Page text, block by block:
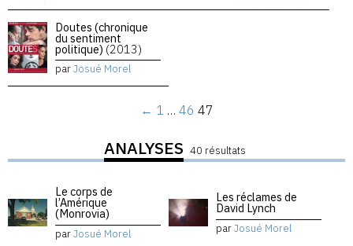
Doutes (chronique
du sentiment
politique) (2013)
parJosué Morel
← 1 … 46 47
ANALYSES 40 résultats
Le corps de
l’Amérique
(Monrovia)
parJosué Morel
Les réclames de
David Lynch
parJosué Morel